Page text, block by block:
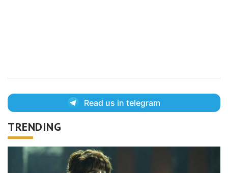
Read us in telegram
TRENDING